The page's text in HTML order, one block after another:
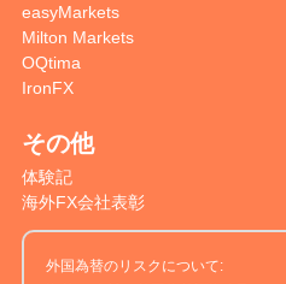
easyMarkets
Milton Markets
OQtima
IronFX
その他
体験記
海外FX会社表彰
外国為替のリスクについて: